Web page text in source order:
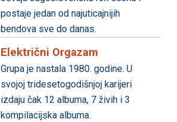
postaje jedan od najuticajnijih
bendova sve do danas.
Električni Orgazam
Grupa je nastala 1980. godine. U
svojoj tridesetogodišnjoj karijeri
izdaju čak 12 albuma, 7 živih i 3
kompilacijska albuma.